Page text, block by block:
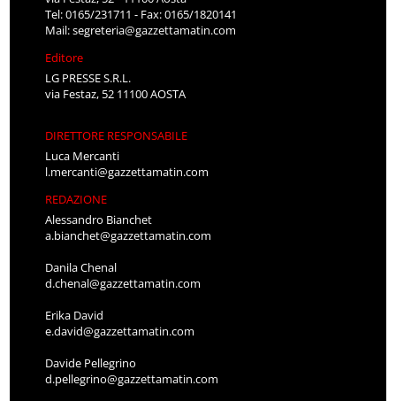
Tel: 0165/231711 - Fax: 0165/1820141
Mail:segreteria@gazzettamatin.com
Editore
LG PRESSE S.R.L.
via Festaz, 52 11100 AOSTA
DIRETTORE RESPONSABILE
Luca Mercanti
l.mercanti@gazzettamatin.com
REDAZIONE
Alessandro Bianchet
a.bianchet@gazzettamatin.com
Danila Chenal
d.chenal@gazzettamatin.com
Erika David
e.david@gazzettamatin.com
Davide Pellegrino
d.pellegrino@gazzettamatin.com